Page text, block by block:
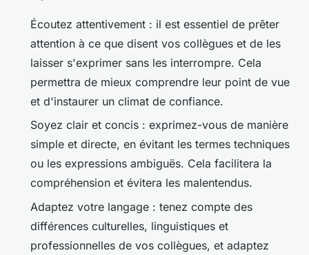
Écoutez attentivement : il est essentiel de prêter
attention à ce que disent vos collègues et de les
laisser s'exprimer sans les interrompre. Cela
permettra de mieux comprendre leur point de vue
et d'instaurer un climat de confiance.
Soyez clair et concis : exprimez-vous de manière
simple et directe, en évitant les termes techniques
ou les expressions ambiguës. Cela facilitera la
compréhension et évitera les malentendus.
Adaptez votre langage : tenez compte des
différences culturelles, linguistiques et
professionnelles de vos collègues, et adaptez